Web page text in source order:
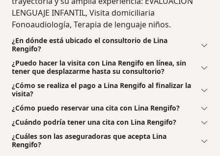
LENGUAJE INFANTIL, Visita domiciliaria
Fonoaudiología, Terapia de lenguaje niños.
¿En dónde está ubicado el consultorio de Lina
Rengifo?
¿Puedo hacer la visita con Lina Rengifo en línea, sin
tener que desplazarme hasta su consultorio?
¿Cómo se realiza el pago a Lina Rengifo al finalizar la
visita?
¿Cómo puedo reservar una cita con Lina Rengifo?
¿Cuándo podría tener una cita con Lina Rengifo?
¿Cuáles son las aseguradoras que acepta Lina
Rengifo?